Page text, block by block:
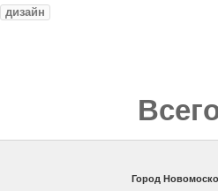
дизайн
Город